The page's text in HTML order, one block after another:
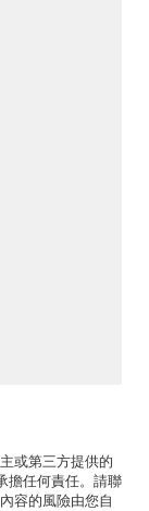
或第三方提供的
擔任何責任。請聯
容的風險由您自